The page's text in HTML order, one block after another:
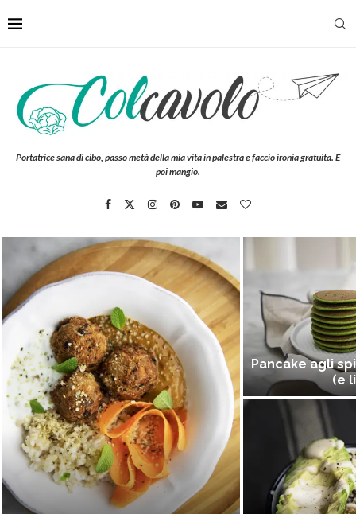
Portatrice sana di cibo, passo metà della mia vita in palestra e faccio ironia gratuita. E
poi mangio.
Pancake agli
(e